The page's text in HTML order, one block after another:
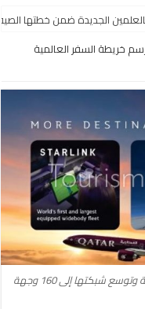
الجديدة ضمن خطتها
خريطة السفر العالمية
شبكتها إلى 160 وجهة